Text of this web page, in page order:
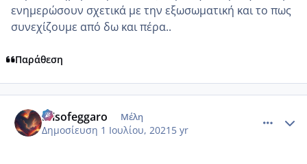
ενημερώσουν σχετικά με την εξωσωματική και το πως
συνεχίζουμε από δω και πέρα..
Παράθεση
misofeggaro Μέλη
Δημοσίευση 1 Ιουλίου, 2021 5 yr